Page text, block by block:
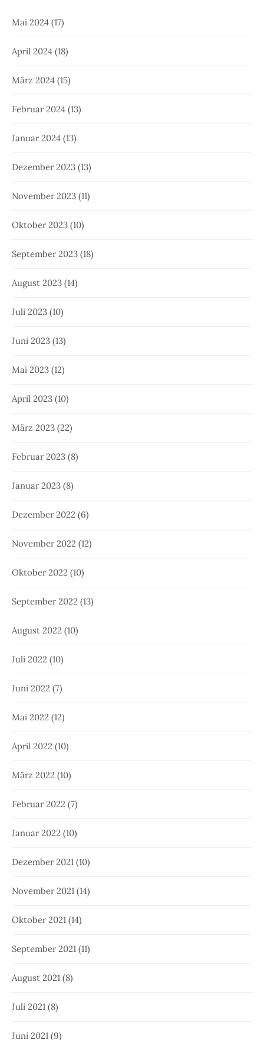
Mai 2024 (17)
April 2024 (18)
März 2024 (15)
Februar 2024 (13)
Januar 2024 (13)
Dezember 2023 (13)
November 2023 (11)
Oktober 2023 (10)
September 2023 (18)
August 2023 (14)
Juli 2023 (10)
Juni 2023 (13)
Mai 2023 (12)
April 2023 (10)
März 2023 (22)
Februar 2023 (8)
Januar 2023 (8)
Dezember 2022 (6)
November 2022 (12)
Oktober 2022 (10)
September 2022 (13)
August 2022 (10)
Juli 2022 (10)
Juni 2022 (7)
Mai 2022 (12)
April 2022 (10)
März 2022 (10)
Februar 2022 (7)
Januar 2022 (10)
Dezember 2021 (10)
November 2021 (14)
Oktober 2021 (14)
September 2021 (11)
August 2021 (8)
Juli 2021 (8)
Juni 2021 (9)